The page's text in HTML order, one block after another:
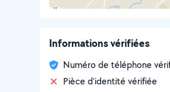
Informations vérifiées
Numéro de téléphone
Pièce d'identité vérifiée